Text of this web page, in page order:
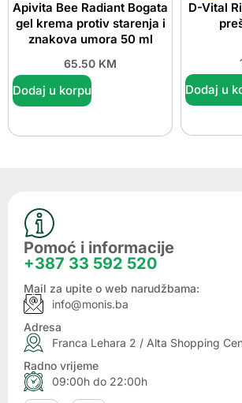
Apivita Bee Radiant Bogata
gel krema protiv starenja i
znakova umora 50 ml
65.50 KM
Dodaj u korpu
D-Vital
Dodaj u
Pomoć i informacije
+387 33 592 520
Mail za upite o web narudžbama:
info@monis.ba
Adresa
Franca Lehara 2 / Alta Shopping
Radno vrijeme
09:00h do 22:00h